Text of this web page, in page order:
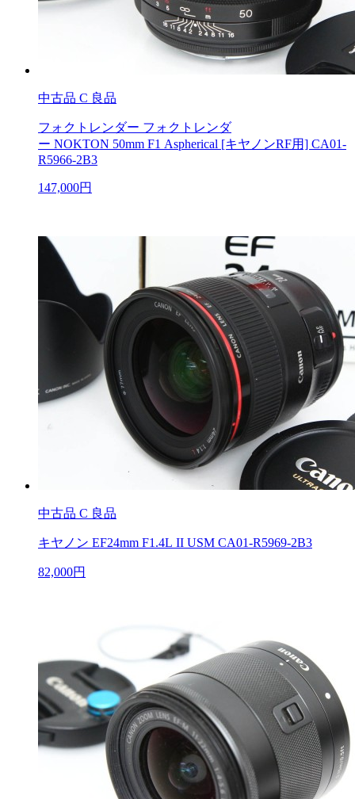
中古品 C 良品
フォクトレンダー フォクトレンダ
ー NOKTON 50mm F1 Aspherical [キヤノンRF用] CA01-
R5966-2B3
147,000円
中古品 C 良品
キヤノン EF24mm F1.4L II USM CA01-R5969-2B3
82,000円